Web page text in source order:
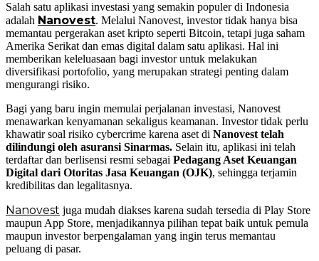
Salah satu aplikasi investasi yang semakin populer di Indonesia
adalah Nanovest. Melalui Nanovest, investor tidak hanya bisa
memantau pergerakan aset kripto seperti Bitcoin, tetapi juga saham
Amerika Serikat dan emas digital dalam satu aplikasi. Hal ini
memberikan keleluasaan bagi investor untuk melakukan
diversifikasi portofolio, yang merupakan strategi penting dalam
mengurangi risiko.
Bagi yang baru ingin memulai perjalanan investasi, Nanovest
menawarkan kenyamanan sekaligus keamanan. Investor tidak perlu
khawatir soal risiko cybercrime karena aset di Nanovest telah
dilindungi oleh asuransi Sinarmas. Selain itu, aplikasi ini telah
terdaftar dan berlisensi resmi sebagai Pedagang Aset Keuangan
Digital dari Otoritas Jasa Keuangan (OJK), sehingga terjamin
kredibilitas dan legalitasnya.
Nanovest juga mudah diakses karena sudah tersedia di Play Store
maupun App Store, menjadikannya pilihan tepat baik untuk pemula
maupun investor berpengalaman yang ingin terus memantau
peluang di pasar.